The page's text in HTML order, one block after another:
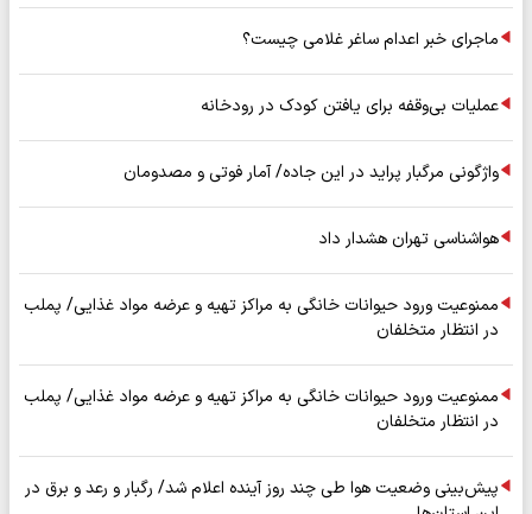
ماجرای خبر اعدام ساغر غلامی چیست؟
عملیات بی‌وقفه برای یافتن کودک در رودخانه
واژگونی مرگبار پراید در این جاده/ آمار فوتی و مصدومان
هواشناسی تهران هشدار داد
ممنوعیت ورود حیوانات خانگی به مراکز تهیه و عرضه مواد غذایی/ پملب
در انتظار متخلفان
ممنوعیت ورود حیوانات خانگی به مراکز تهیه و عرضه مواد غذایی/ پملب
در انتظار متخلفان
پیش‌بینی وضعیت هوا طی چند روز آینده اعلام شد/ رگبار و رعد و برق در